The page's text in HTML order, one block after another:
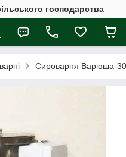
господарства
Сироварня Варюша-